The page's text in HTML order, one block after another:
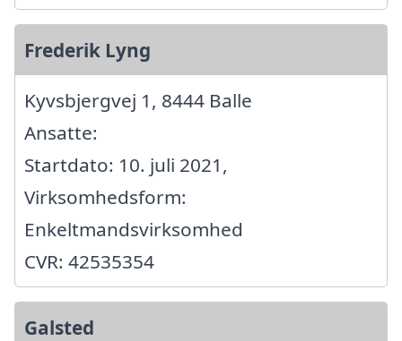
Frederik Lyng
Kyvsbjergvej 1, 8444 Balle
Ansatte:
Startdato: 10. juli 2021,
Virksomhedsform:
Enkeltmandsvirksomhed
CVR: 42535354
Galsted